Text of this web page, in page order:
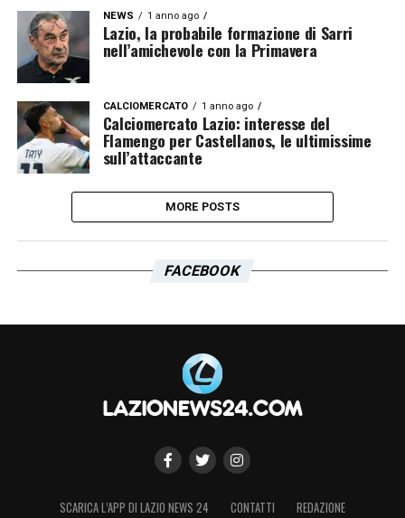
NEWS 1 anno ago
Lazio, la probabile formazione di Sarri
nell’amichevole con la Primavera
CALCIOMERCATO 1 anno ago
Calciomercato Lazio: interesse del
Flamengo per Castellanos, le ultimissime
sull’attaccante
MORE POSTS
FACEBOOK
SCARICA L’APP DI LAZIO NEWS 24 CONTATTI REDAZIONE